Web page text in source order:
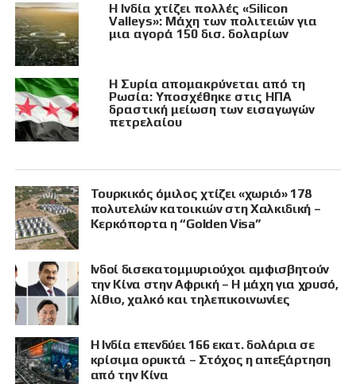
Η Ινδία χτίζει πολλές «Silicon
Valleys»: Μάχη των πολιτειών για
μια αγορά 150 δισ. δολαρίων
Η Συρία απομακρύνεται από τη
Ρωσία: Υποσχέθηκε στις ΗΠΑ
δραστική μείωση των εισαγωγών
πετρελαίου
Τουρκικός όμιλος χτίζει «χωριό» 178
πολυτελών κατοικιών στη Χαλκιδική –
Κερκόπορτα η “Golden Visa”
Ινδοί δισεκατομμυριούχοι αμφισβητούν
την Κίνα στην Αφρική – Η μάχη για χρυσό,
λίθιο, χαλκό και τηλεπικοινωνίες
Η Ινδία επενδύει 166 εκατ. δολάρια σε
κρίσιμα ορυκτά – Στόχος η απεξάρτηση
από την Κίνα